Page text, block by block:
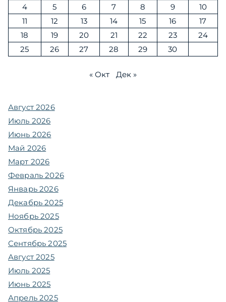
4
5 6 7 8 9
10
11
12 13 14 15 16
17
18
19 20 21 22 23
24
25
26 27 28 29 30
« Окт Дек »
Август 2026
Июль 2026
Июнь 2026
Май 2026
Март 2026
Февраль 2026
Январь 2026
Декабрь 2025
Ноябрь 2025
Октябрь 2025
Сентябрь 2025
Август 2025
Июль 2025
Июнь 2025
Апрель 2025